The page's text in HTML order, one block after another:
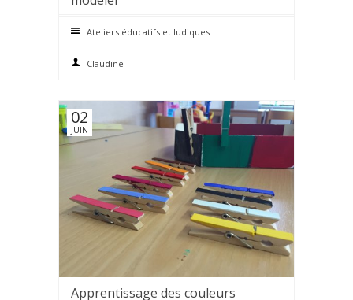
Ateliers éducatifs et ludiques
Claudine
02
JUIN
Apprentissage des couleurs